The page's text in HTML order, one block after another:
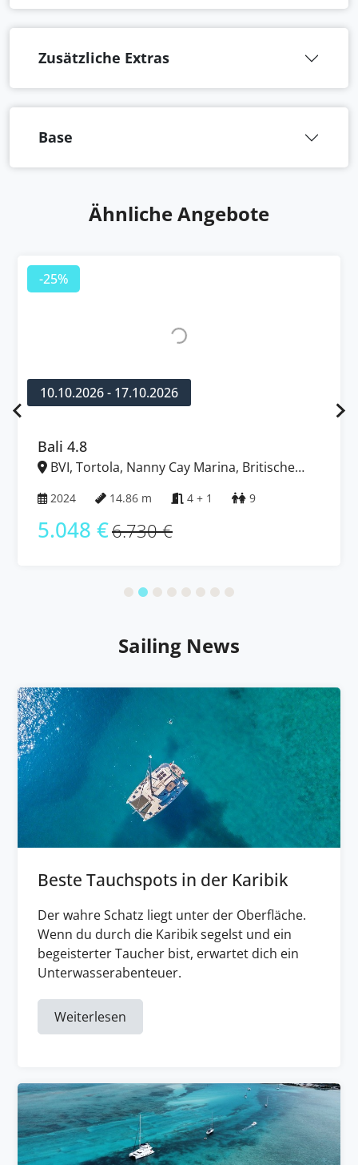
Zusätzliche Extras
Base
Ähnliche Angebote
-25%
10.10.2026 - 17.10.2026
Bali 4.8
BVI, Tortola, Nanny Cay Marina, Britische
2024 14.86 m 4 + 1 9
5.048 €6.730 €
Sailing News
Beste Tauchspots in der Karibik
Der wahre Schatz liegt unter der Oberfläche.
Wenn du durch die Karibik segelst und ein
begeisterter Taucher bist, erwartet dich ein
Unterwasserabenteuer.
Weiterlesen